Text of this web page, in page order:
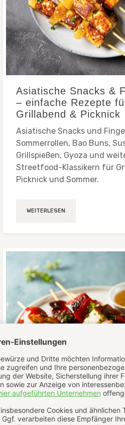
Asiatische Snacks &
– einfache Rezepte
Grillabend & Picknick
Asiatische Snacks und
Sommerrollen, Bao Buns,
Grillspießen, Gyoza und
Streetfood-Klassikern für
Picknick und Sommer.
WEITERLESEN